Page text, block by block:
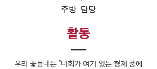
주방 담당
​활동
우리 꽃동네는 "너희가 여기 있는 형제 중에